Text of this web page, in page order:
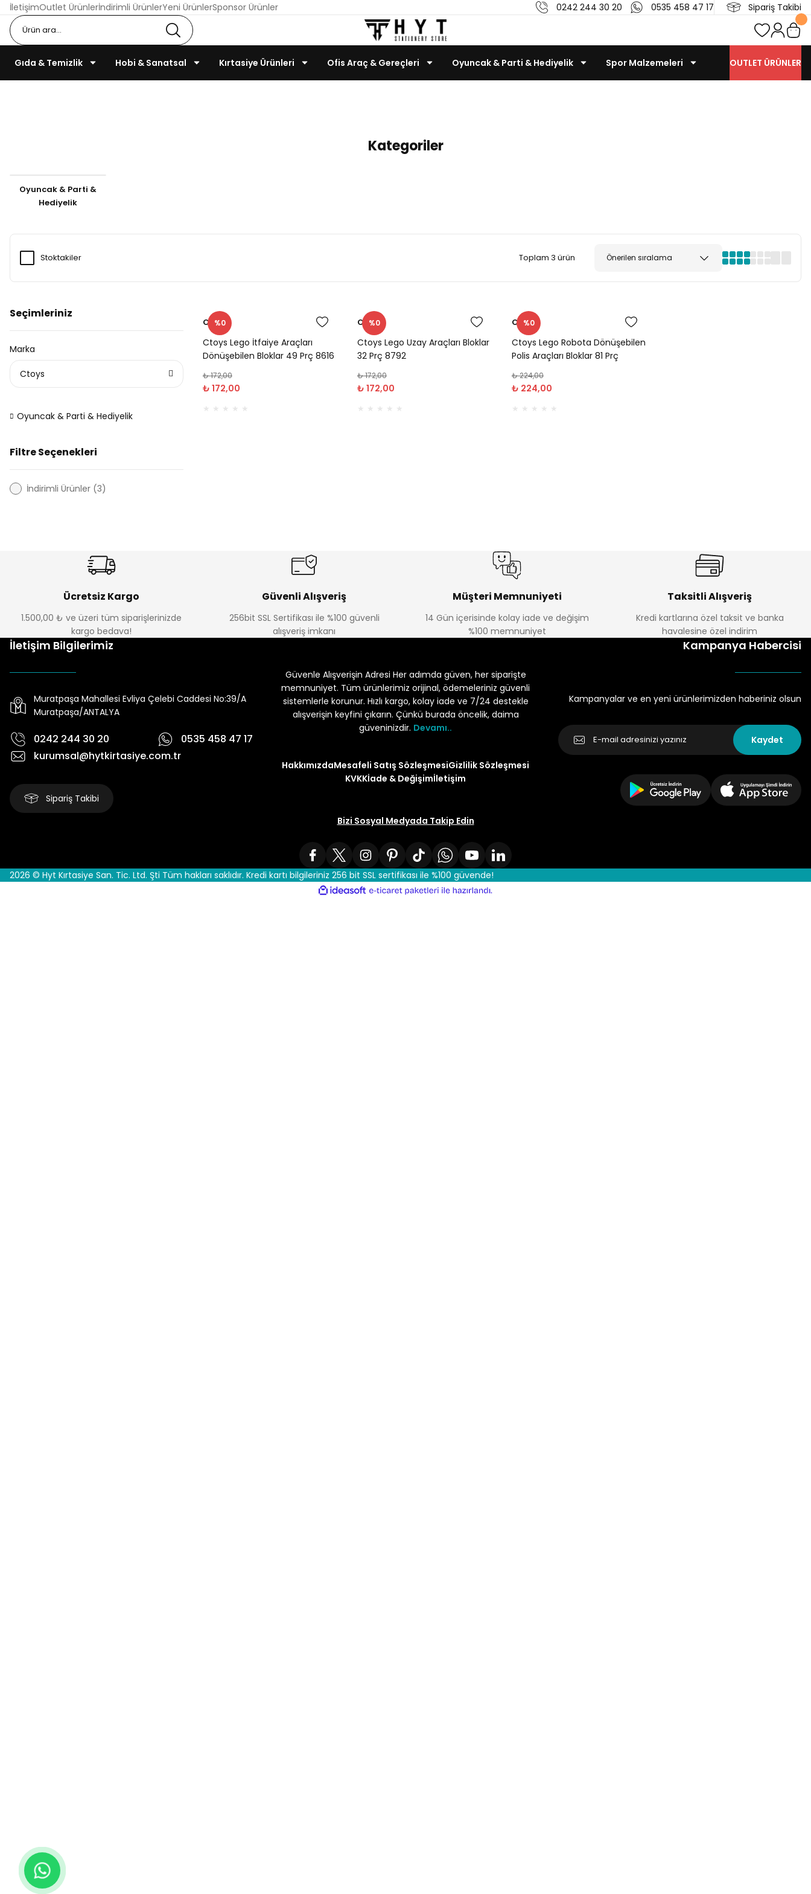
İletişimOutlet Ürünlerİndirimli ÜrünlerYeni ÜrünlerSponsor Ürünler 0242 244 30 20 0535 458 47 17 Sipariş Takibi
Gıda & Temizlik Hobi & Sanatsal Kırtasiye Ürünleri Ofis Araç & Gereçleri Oyuncak & Parti & Hediyelik Spor Malzemeleri OUTLET ÜRÜNLER
Kategoriler
Oyuncak & Parti &
Hediyelik
Stoktakiler Toplam 3 ürün
Seçimleriniz
Marka
Ctoys
Oyuncak & Parti & Hediyelik
Filtre Seçenekleri
İndirimli Ürünler (3)
%0
Ctoys
Ctoys Lego İtfaiye Araçları
Dönüşebilen Bloklar 49 Prç 8616
₺ 172,00
₺ 172,00
%0
Ctoys
Ctoys Lego Uzay Araçları Bloklar
32 Prç 8792
₺ 172,00
₺ 172,00
%0
Ctoys
Ctoys Lego Robota Dönüşebilen
Polis Araçları Bloklar 81 Prç
₺ 224,00
₺ 224,00
Ücretsiz Kargo
1.500,00 ₺ ve üzeri tüm siparişlerinizde
kargo bedava!
Güvenli Alışveriş
256bit SSL Sertifikası ile %100 güvenli
alışveriş imkanı
Müşteri Memnuniyeti
14 Gün içerisinde kolay iade ve değişim
%100 memnuniyet
Taksitli Alışveriş
Kredi kartlarına özel taksit ve banka
havalesine özel indirim
İletişim Bilgilerimiz
Muratpaşa Mahallesi Evliya Çelebi Caddesi No:39/A
Muratpaşa/ANTALYA
0242 244 30 20
0535 458 47 17
kurumsal@hytkirtasiye.com.tr
Sipariş Takibi
Güvenle Alışverişin Adresi Her adımda güven, her siparişte
memnuniyet. Tüm ürünlerimiz orijinal, ödemeleriniz güvenli
sistemlerle korunur. Hızlı kargo, kolay iade ve 7/24 destekle
alışverişin keyfini çıkarın. Çünkü burada öncelik, daima
güveninizdir. Devamı..
HakkımızdaMesafeli Satış SözleşmesiGizlilik Sözleşmesi
KVKKİade & Değişimİletişim
Bizi Sosyal Medyada Takip Edin
Kampanya Habercisi
Kampanyalar ve en yeni ürünlerimizden haberiniz olsun
Kaydet
2026 © Hyt Kırtasiye San. Tic. Ltd. Şti Tüm hakları saklıdır. Kredi kartı bilgileriniz 256 bit SSL sertifikası ile %100 güvende!
ideasoft
e-